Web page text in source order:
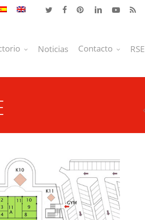
twitter facebookpinterestlinkedinyoutubeRSS
Noticias Contacto RSE